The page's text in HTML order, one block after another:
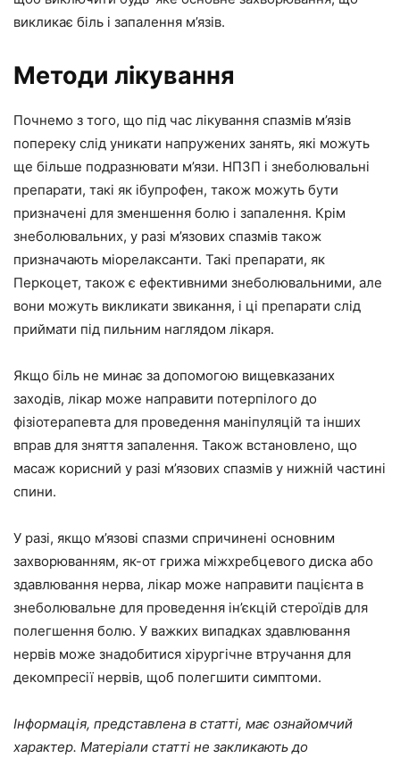
викликає біль і запалення м’язів.
Методи лікування
Почнемо з того, що під час лікування спазмів м’язів
попереку слід уникати напружених занять, які можуть
ще більше подразнювати м’язи. НПЗП і знеболювальні
препарати, такі як ібупрофен, також можуть бути
призначені для зменшення болю і запалення. Крім
знеболювальних, у разі м’язових спазмів також
призначають міорелаксанти. Такі препарати, як
Перкоцет, також є ефективними знеболювальними, але
вони можуть викликати звикання, і ці препарати слід
приймати під пильним наглядом лікаря.
Якщо біль не минає за допомогою вищевказаних
заходів, лікар може направити потерпілого до
фізіотерапевта для проведення маніпуляцій та інших
вправ для зняття запалення. Також встановлено, що
масаж корисний у разі м’язових спазмів у нижній частині
спини.
У разі, якщо м’язові спазми спричинені основним
захворюванням, як-от грижа міжхребцевого диска або
здавлювання нерва, лікар може направити пацієнта в
знеболювальне для проведення ін’єкцій стероїдів для
полегшення болю. У важких випадках здавлювання
нервів може знадобитися хірургічне втручання для
декомпресії нервів, щоб полегшити симптоми.
Інформація, представлена в статті, має ознайомчий
характер. Матеріали статті не закликають до